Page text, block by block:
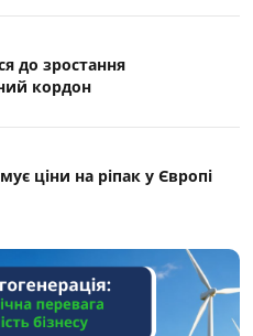
до зростання
кордон
ціни на ріпак у Європі